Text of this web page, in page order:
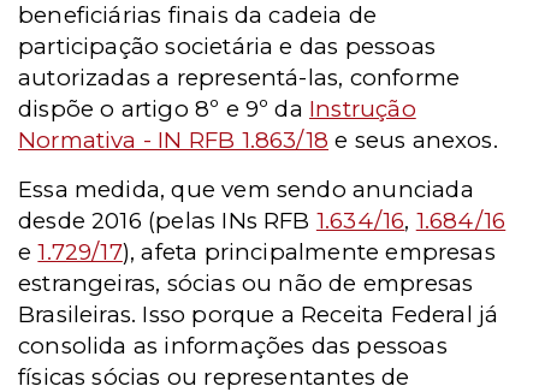
beneficiárias finais da cadeia de
participação societária e das pessoas
autorizadas a representá-las, conforme
dispõe o artigo 8º e 9º da Instrução
Normativa - IN RFB 1.863/18 e seus anexos.
Essa medida, que vem sendo anunciada
desde 2016 (pelas INs RFB 1.634/16, 1.684/16
e1.729/17), afeta principalmente empresas
estrangeiras, sócias ou não de empresas
Brasileiras. Isso porque a Receita Federal já
consolida as informações das pessoas
físicas sócias ou representantes de